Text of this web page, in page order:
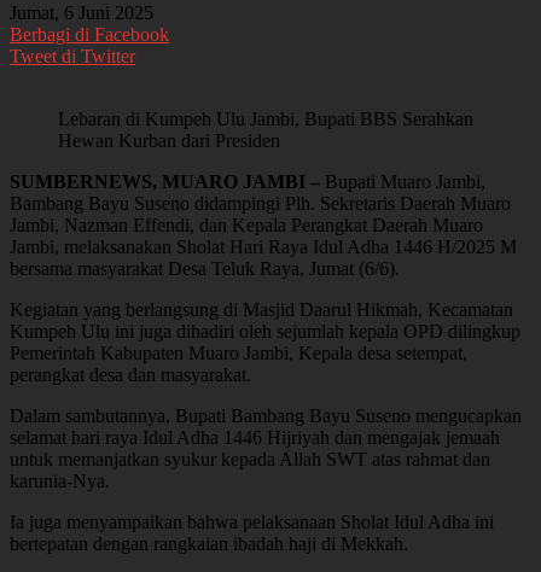
Jumat, 6 Juni 2025
Berbagi di Facebook
Tweet di Twitter
Lebaran di Kumpeh Ulu Jambi, Bupati BBS Serahkan
Hewan Kurban dari Presiden
SUMBERNEWS, MUARO JAMBI – Bupati Muaro Jambi,
Bambang Bayu Suseno didampingi Plh. Sekretaris Daerah Muaro
Jambi, Nazman Effendi, dan Kepala Perangkat Daerah Muaro
Jambi, melaksanakan Sholat Hari Raya Idul Adha 1446 H/2025 M
bersama masyarakat Desa Teluk Raya, Jumat (6/6).
Kegiatan yang berlangsung di Masjid Daarul Hikmah, Kecamatan
Kumpeh Ulu ini juga dihadiri oleh sejumlah kepala OPD dilingkup
Pemerintah Kabupaten Muaro Jambi, Kepala desa setempat,
perangkat desa dan masyarakat.
Dalam sambutannya, Bupati Bambang Bayu Suseno mengucapkan
selamat hari raya Idul Adha 1446 Hijriyah dan mengajak jemaah
untuk memanjatkan syukur kepada Allah SWT atas rahmat dan
karunia-Nya.
Ia juga menyampaikan bahwa pelaksanaan Sholat Idul Adha ini
bertepatan dengan rangkaian ibadah haji di Mekkah.